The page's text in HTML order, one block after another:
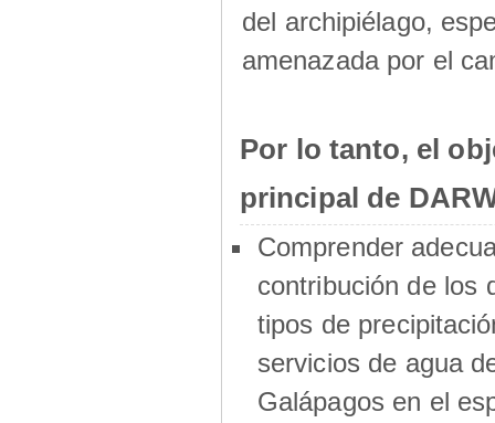
del archipiélago,
amenazada por el
Por lo tanto, el
principal de
Comprender
contribución de los
tipos de
servicios de agua
Galápagos en el